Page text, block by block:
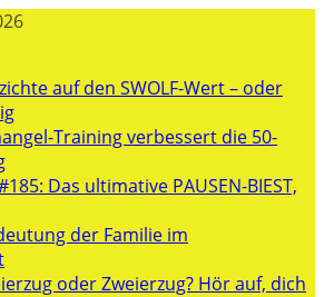
auf den SWOLF-Wert – oder
Training verbessert die 50-
Das ultimative PAUSEN-BIEST,
der Familie im
oder Zweierzug? Hör auf, dich